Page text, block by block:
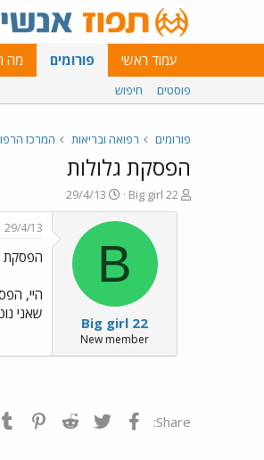
עמוד ראשי פורומים מה
פוסטים חיפוש
פורומים רפואה ובריאות המרכז
הפסקת גלולות
פ
ו
Big girl 22
פ
ו
ר
ם
ב
א
ר
י
ך
29/4/13
B
Big girl 22
New member
29/4/13
הפסקת
היי,
שאני
Share: פייסבוק Twitter
Reddit